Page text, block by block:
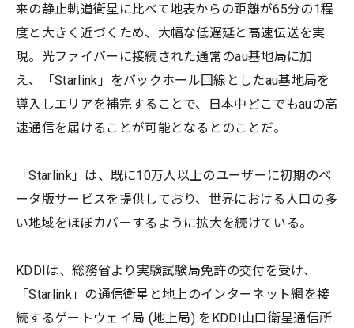
来の静止軌道衛星に比べて地表からの距離が65分の1程
度と大きく近づくため、大幅な低遅延と高速伝送を実
現。光ファイバーに接続された通常のau基地局に加
え、「Starlink」をバックホール回線としたau基地局を
導入しエリアを補完することで、日本中どこでもauの高
速通信を届けることが可能となるとのことだ。
「Starlink」は、既に10万人以上のユーザーに初期のベ
ータ版サービスを提供しており、世界における人口の多
い地域をほぼカバーするように拡大を続けている。
KDDIは、総務省より実験試験局免許の交付を受け、
「Starlink」の通信衛星と地上のインターネット網を接
続するゲートウェイ局 (地上局) をKDDI山口衛星通信所